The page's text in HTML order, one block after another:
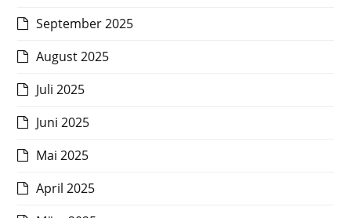
September 2025
August 2025
Juli 2025
Juni 2025
Mai 2025
April 2025